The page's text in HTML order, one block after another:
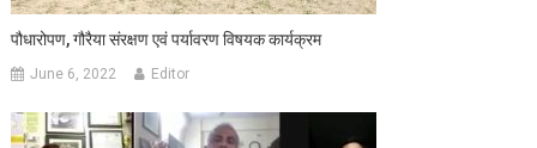
पौधारोपण, गौरैया संरक्षण एवं पर्यावरण विषयक कार्यक्रम
June 6, 2022 Editor